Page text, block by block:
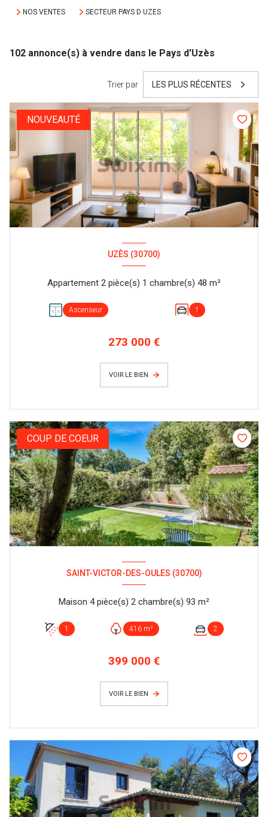
NOS VENTES
SECTEUR PAYS D UZES
102 annonce(s) à vendre dans le Pays d'Uzès
Trier par LES PLUS RÉCENTES
NOUVEAUTÉ
UZÈS (30700)
Appartement 2 pièce(s) 1 chambre(s) 48 m²
Ascenseur 1
273 000 €
VOIR LE BIEN
COUP DE COEUR
SAINT-VICTOR-DES-OULES (30700)
Maison 4 pièce(s) 2 chambre(s) 93 m²
1 416 m² 2
399 000 €
VOIR LE BIEN